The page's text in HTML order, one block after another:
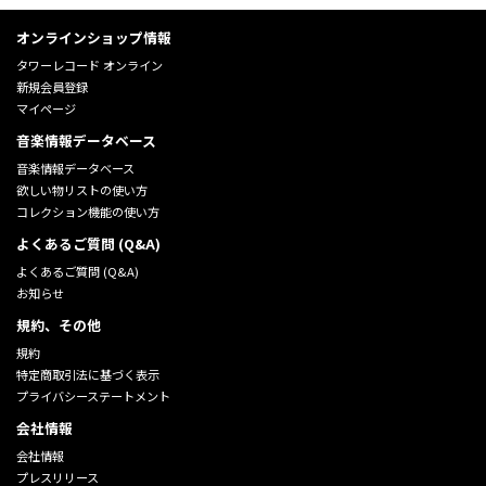
オンラインショップ情報
タワーレコード オンライン
新規会員登録
マイページ
音楽情報データベース
音楽情報データベース
欲しい物リストの使い方
コレクション機能の使い方
よくあるご質問 (Q&A)
よくあるご質問 (Q&A)
お知らせ
規約、その他
規約
特定商取引法に基づく表示
プライバシーステートメント
会社情報
会社情報
プレスリリース